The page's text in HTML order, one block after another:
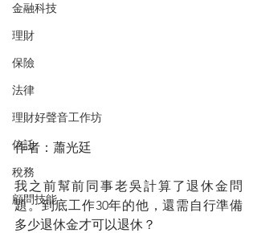
金融科技
理財
保險
法律
理財好聲音工作坊
信託
稅務
顧問技能
作者：蕭光廷
我之前幫前同事老吳計算了退休金問
題。到底工作30年的他，還需自行準備
多少退休金才可以退休？